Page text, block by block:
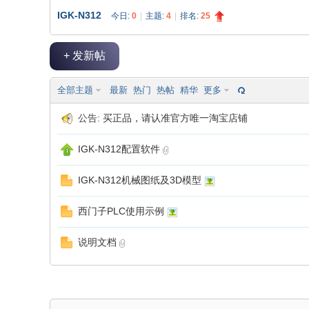
极» › ›
IGK-N312 今日: 0 主题: 4 排名: 25
+ 发新帖
全部主题 最新 热门 热帖 精华 更多
公告: 买正品，请认准官方唯一淘宝店铺
IGK-N312配置软件
IGK-N312机械图纸及3D模型
西门子PLC使用示例
说明文档